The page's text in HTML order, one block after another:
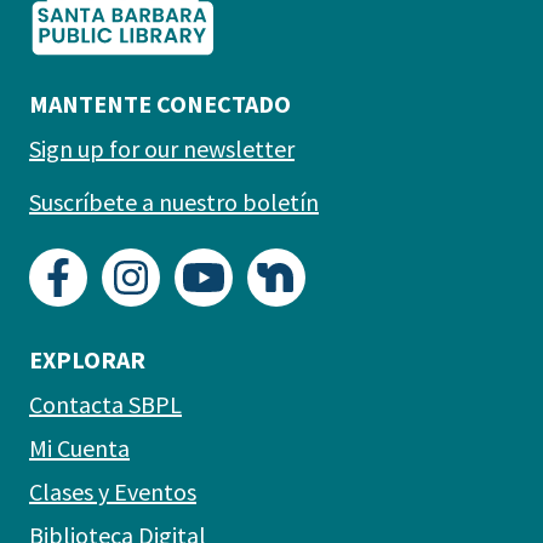
EXPLORAR
Contacta SBPL
Mi Cuenta
Clases y Eventos
Biblioteca Digital
MANTENTE CONECTADO
Sign up for our newsletter
Suscríbete a nuestro boletín